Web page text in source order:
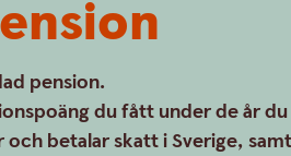
pension.
du fått under de år
och betalar skatt i Sverige,